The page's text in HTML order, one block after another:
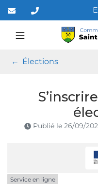
Aller
au
contenu
Élections
Publié le 26/09/
Service en ligne